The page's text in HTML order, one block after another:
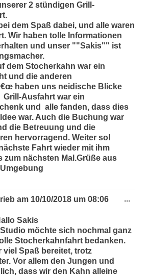
2 stündigen Grill-
dem Spaß dabei, und alle waren
Wir haben tolle Informationen
und unser ""Sakis"" ist
dem Stocherkahn war ein
und die anderen
haben uns neidische Blicke
Ausfahrt war ein
und alle fanden, dass dies
war. Auch die Buchung war
die Betreuung und die
hervorragend. Weiter so!
Fahrt wieder mit ihm
zum nächsten Mal.Grüße aus
am 10/10/2018 um 08:06
Sakis
möchte sich nochmal ganz
Stocherkahnfahrt bedanken.
viel Spaß bereitet, trotz
Vor allem den Jungen und
dass wir den Kahn alleine
...